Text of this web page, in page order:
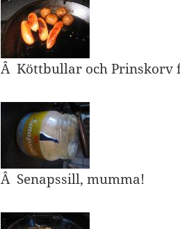
Â Köttbullar och Prinskorv
Â Senapssill, mumma!